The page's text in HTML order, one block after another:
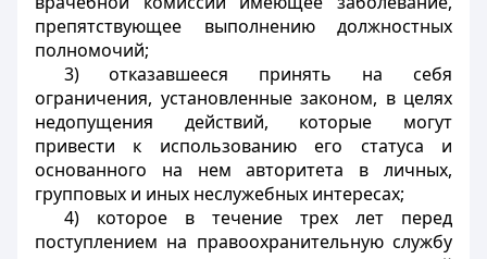
препятствующее выполнению должностных
полномочий;
3) отказавшееся принять на себя
ограничения, установленные законом, в целях
недопущения действий, которые могут
привести к использованию его статуса и
основанного на нем авторитета в личных,
групповых и иных неслужебных интересах;
4) которое в течение трех лет перед
поступлением на правоохранительную службу